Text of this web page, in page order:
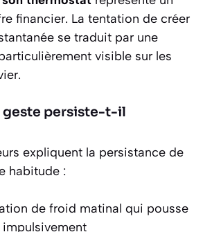
financier. La tentation de créer
se traduit par une
visible sur les
geste persiste-t-il
expliquent la persistance de
habitude :
de froid matinal qui pousse